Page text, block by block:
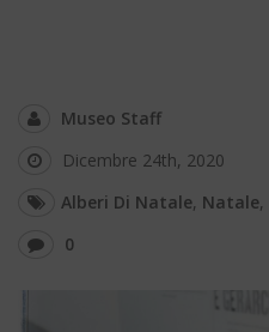
Museo Staff
Dicembre 24th, 2020
Alberi Di Natale, Natale,
0